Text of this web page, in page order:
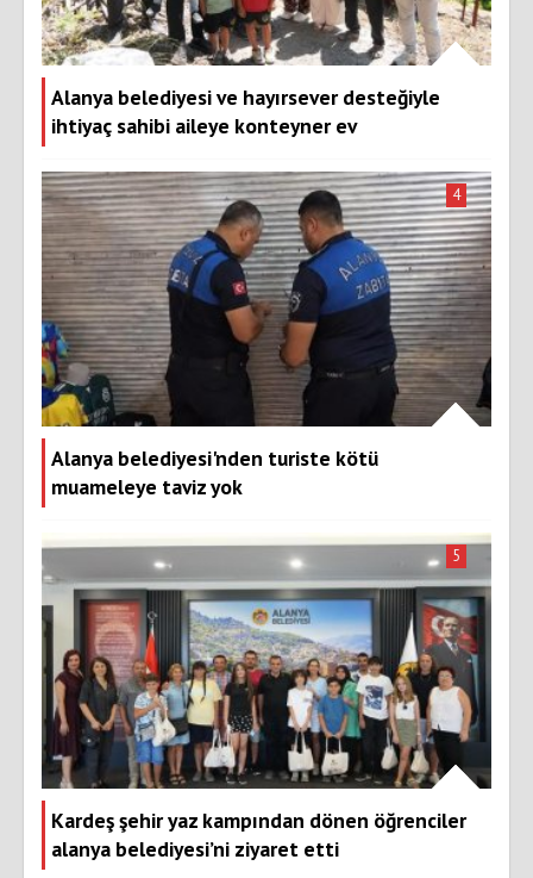
Alanya belediyesi ve hayırsever desteğiyle
ihtiyaç sahibi aileye konteyner ev
Alanya belediyesi'nden turiste kötü
muameleye taviz yok
4
Kardeş şehir yaz kampından dönen öğrenciler
alanya belediyesi’ni ziyaret etti
5